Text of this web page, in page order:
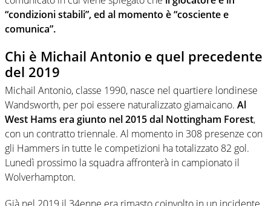
“condizioni stabili”, ed al momento è “cosciente e
comunica”.
Chi è Michail Antonio e quel precedente
del 2019
Michail Antonio, classe 1990, nasce nel quartiere londinese
Wandsworth, per poi essere naturalizzato giamaicano. Al
West Hams era giunto nel 2015 dal Nottingham Forest,
con un contratto triennale. Al momento in 308 presenze con
gli Hammers in tutte le competizioni ha totalizzato 82 gol.
Lunedì prossimo la squadra affronterà in campionato il
Wolverhampton.